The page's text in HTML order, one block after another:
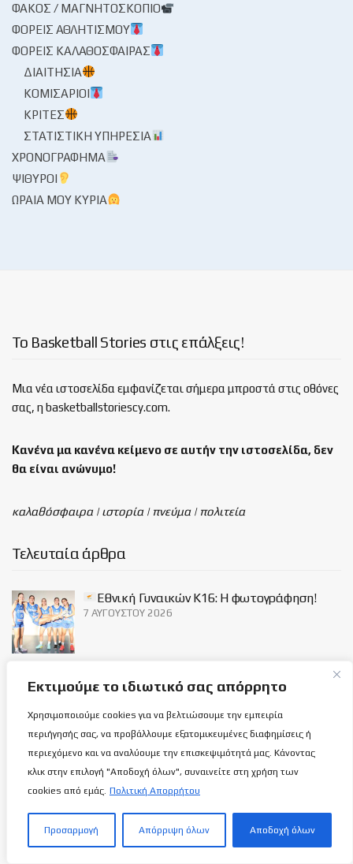
Εκτιμούμε το ιδιωτικό σας απόρρητο
Χρησιμοποιούμε cookies για να βελτιώσουμε την εμπειρία
περιήγησής σας, να προβάλλουμε εξατομικευμένες διαφημίσεις ή
περιεχόμενο και να αναλύουμε την επισκεψιμότητά μας. Κάνοντας
κλικ στην επιλογή "Αποδοχή όλων", συναινείτε στη χρήση των
cookies από εμάς. Πολιτική Απορρήτου
Προσαρμογή Απόρριψη όλων Αποδοχή όλων
ΦΑΚΌΣ / ΜΑΓΝΗΤΟΣΚΌΠΙΟ
ΦΟΡΕΊΣ ΑΘΛΗΤΙΣΜΟΎ
ΦΟΡΕΊΣ ΚΑΛΑΘΌΣΦΑΙΡΑΣ
ΔΙΑΙΤΗΣΊΑ
ΚΟΜΙΣΆΡΙΟΙ
ΚΡΙΤΈΣ
ΣΤΑΤΙΣΤΙΚΉ ΥΠΗΡΕΣΊΑ
ΧΡΟΝΟΓΡΆΦΗΜΑ
ΨΊΘΥΡΟΙ
ΩΡΑΊΑ ΜΟΥ ΚΥΡΊΑ
Το Basketball Stories στις επάλξεις!
Μια νέα ιστοσελίδα εμφανίζεται σήμερα μπροστά στις οθόνες
σας, η basketballstoriescy.com.
Κανένα μα κανένα κείμενο σε αυτήν την ιστοσελίδα, δεν
θα είναι ανώνυμο!
καλαθόσφαιρα | ιστορία | πνεύμα | πολιτεία
Τελευταία άρθρα
Εθνική Γυναικών Κ16: Η φωτογράφηση!
7 ΑΥΓΟΎΣΤΟΥ 2026
Ανόρθωση: Παίρνει μπρος με…
7 ΑΥΓΟΎΣΤΟΥ 2026
Κροατία-Κύπρος 107-33: Ναι μεν δεν
υπήρχαν ιδιαίτερες απαιτήσεις αλλά ήταν…
7 ΑΥΓΟΎΣΤΟΥ 2026